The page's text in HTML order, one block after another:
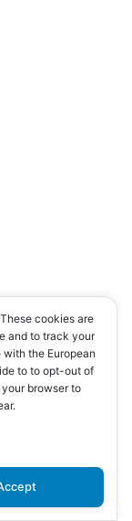
cookies are
and to track your
the European
to to opt-out of
browser to